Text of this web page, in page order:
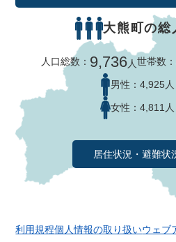
大熊町の総
人口総数： 9,736人世帯数：
男性： 4,925人
女性： 4,811人
居住状況・避難状
利用規程個人情報の取り扱いウェブ